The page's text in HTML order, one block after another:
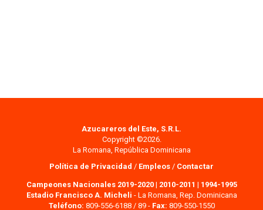
Azucareros del Este, S.R.L.
Copyright ©2026.
La Romana, República Dominicana
Política de Privacidad / Empleos / Contactar
Campeones Nacionales 2019-2020| 2010-2011 | 1994-1995
Estadio Francisco A. Micheli - La Romana, Rep. Dominicana
Teléfono: 809-556-6188 / 89 - Fax: 809-550-1550